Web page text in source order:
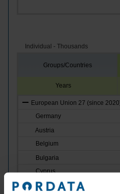
Individual - Thousands
Groups/Countries
Years
European Union 27 (since
Germany
Austria
Belgium
Bulgaria
Cyprus
Croatia